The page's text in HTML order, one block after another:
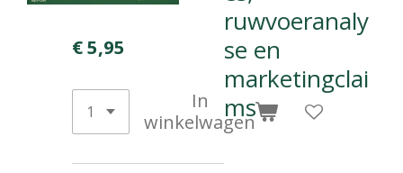
ruwvoeranaly
se en
marketingclai
ms
€ 5,95
In
winkelwagen